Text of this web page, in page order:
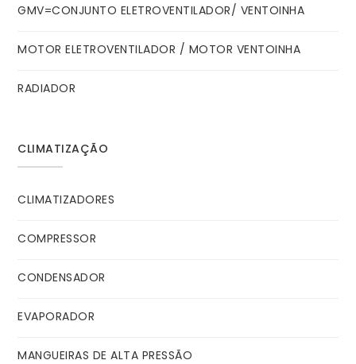
GMV=CONJUNTO ELETROVENTILADOR/ VENTOINHA
MOTOR ELETROVENTILADOR / MOTOR VENTOINHA
RADIADOR
CLIMATIZAÇÃO
CLIMATIZADORES
COMPRESSOR
CONDENSADOR
EVAPORADOR
MANGUEIRAS DE ALTA PRESSÃO